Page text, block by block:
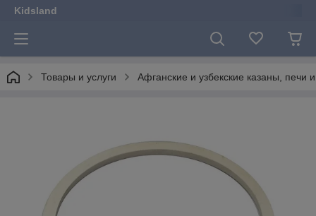
Kidsland
Товары и услуги Афганские и узбекские казаны, печи